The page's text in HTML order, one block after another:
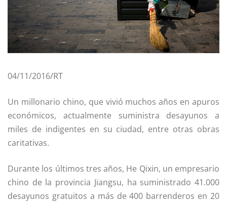
04/11/2016/RT
Un millonario chino, que vivió muchos años en apuros
económicos, actualmente suministra desayunos a
miles de indigentes en su ciudad, entre otras obras
caritativas.
Durante los últimos tres años, He Qixin, un empresario
chino de la provincia Jiangsu, ha suministrado 41.000
desayunos gratuitos a más de 400 barrenderos en 20